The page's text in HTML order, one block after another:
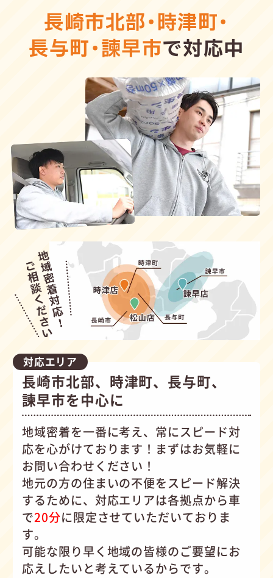
長崎市北部・時津町・
長与町・諫早市で対応中
対応エリア
長崎市北部、時津町、長与町、
諫早市を中心に
地域密着を一番に考え、常にスピード対
応を心がけております！まずはお気軽に
お問い合わせください！
地元の方の住まいの不便をスピード解決
するために、対応エリアは各拠点から車
で20分に限定させていただいておりま
す。
可能な限り早く地域の皆様のご要望にお
応えしたいと考えているからです。